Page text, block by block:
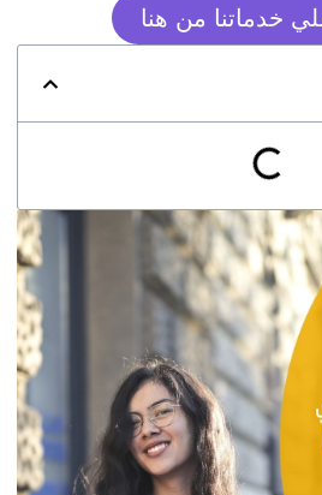
خدماتنا من هنا